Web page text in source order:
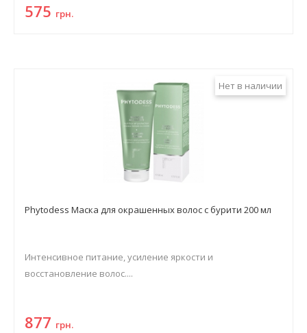
575 грн.
Нет в наличии
Phytodess Маска для окрашенных волос с бурити 200 мл
Интенсивное питание, усиление яркости и
восстановление волос....
877 грн.